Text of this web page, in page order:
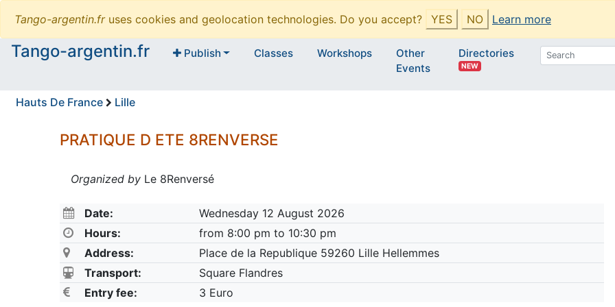
Tango-argentin.fruses cookies and geolocation technologies. Do you accept? YES NO Learn more
Tango-argentin.fr Publish Classes Workshops
Other
Events
Directories
NEW
Hauts De France Lille
PRATIQUE D ETE 8RENVERSE
Organized by Le 8Renversé
Date:
Wednesday 12 August 2026
Hours:
from 8:00 pm to 10:30 pm
Address:
Place de la Republique 59260 Lille Hellemmes
Transport:
Square Flandres
Entry fee:
3 Euro